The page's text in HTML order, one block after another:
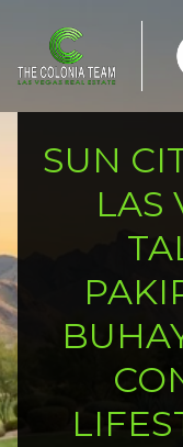
SUN
LAS